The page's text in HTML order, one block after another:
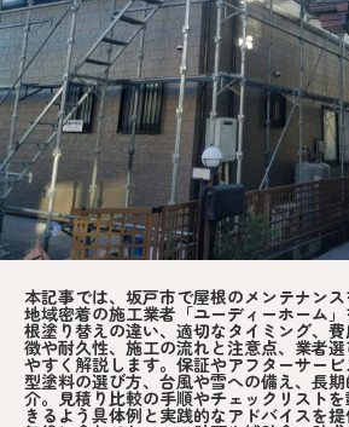
本記事では、坂戸市で屋根のメンテナンス
地域密着の施工業者「ユーディーホーム
根塗り替えの違い、適切なタイミング、
徴や耐久性、施工の流れと注意点、業者
やすく解説します。保証やアフターサー
型塗料の選び方、台風や雪への備え、長
介。見積り比較の手順やチェックリスト
きるよう具体例と実践的なアドバイスを